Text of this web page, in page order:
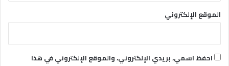
الموقع الإلكتروني
احفظ اسمي، بريدي الإلكتروني، والموقع الإلكتروني في هذا